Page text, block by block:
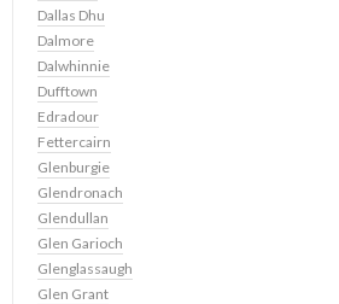
Dallas Dhu
Dalmore
Dalwhinnie
Dufftown
Edradour
Fettercairn
Glenburgie
Glendronach
Glendullan
Glen Garioch
Glenglassaugh
Glen Grant